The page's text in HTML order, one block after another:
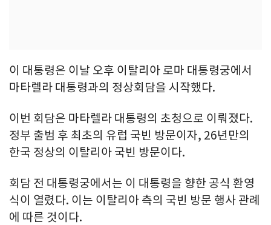
이 대통령은 이날 오후 이탈리아 로마 대통령궁에서
마타렐라 대통령과의 정상회담을 시작했다.
이번 회담은 마타렐라 대통령의 초청으로 이뤄졌다.
정부 출범 후 최초의 유럽 국빈 방문이자, 26년만의
한국 정상의 이탈리아 국빈 방문이다.
회담 전 대통령궁에서는 이 대통령을 향한 공식 환영
식이 열렸다. 이는 이탈리아 측의 국빈 방문 행사 관례
에 따른 것이다.